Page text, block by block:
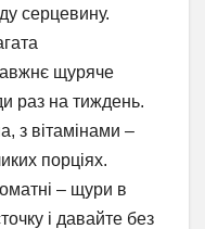
серцевину.
щуряче
раз на тиждень.
з вітамінами –
порціях.
– щури в
і давайте без